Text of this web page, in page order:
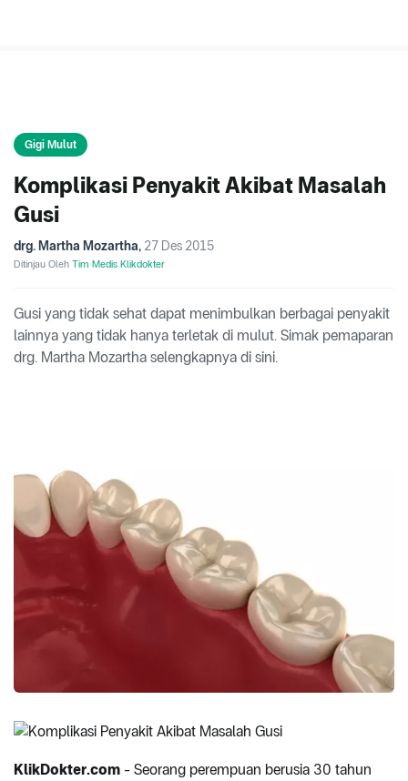
Gigi Mulut
Komplikasi Penyakit Akibat Masalah
Gusi
drg. Martha Mozartha, 27 Des 2015
Ditinjau Oleh Tim Medis Klikdokter
Gusi yang tidak sehat dapat menimbulkan berbagai penyakit
lainnya yang tidak hanya terletak di mulut. Simak pemaparan
drg. Martha Mozartha selengkapnya di sini.
KlikDokter.com - Seorang perempuan berusia 30 tahun